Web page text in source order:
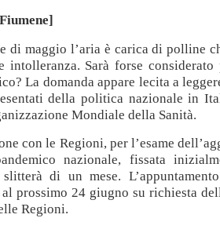
di maggio l’aria è carica di polline
intolleranza. Sarà forse
La domanda appare lecita a
della politica nazionale in
Mondiale della Sanità.
con le Regioni, per l’esame
nazionale, fissata
di un mese.
prossimo 24 giugno su richiesta
Regioni.